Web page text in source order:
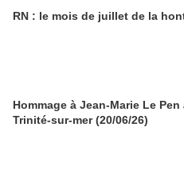
RN : le mois de juillet de la
Hommage à Jean-Marie Le Pen
Trinité-sur-mer (20/06/26)